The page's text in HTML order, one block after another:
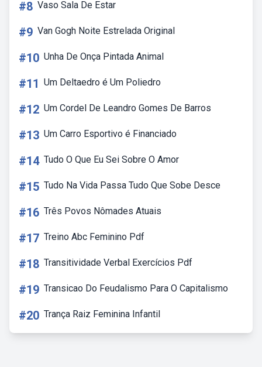
#8 Vaso Sala De Estar
#9 Van Gogh Noite Estrelada Original
#10 Unha De Onça Pintada Animal
#11 Um Deltaedro é Um Poliedro
#12 Um Cordel De Leandro Gomes De Barros
#13 Um Carro Esportivo é Financiado
#14 Tudo O Que Eu Sei Sobre O Amor
#15 Tudo Na Vida Passa Tudo Que Sobe Desce
#16 Três Povos Nômades Atuais
#17 Treino Abc Feminino Pdf
#18 Transitividade Verbal Exercícios Pdf
#19 Transicao Do Feudalismo Para O Capitalismo
#20 Trança Raiz Feminina Infantil